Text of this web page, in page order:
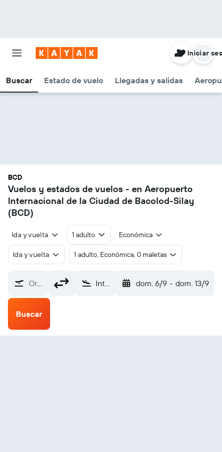
Buscar Estado de vuelo Llegadas y salidas
Iniciar
BCD
Vuelos y estados de vuelos - en Aeropuerto
Internacional de la Ciudad de Bacolod-Silay
(BCD)
Ida y vuelta 1 adulto Económica
Ida y vuelta 1 adulto, Económica, 0 maletas
Origen Internacional de la Ciudad de Bacolod-Silay (BCD) dom. 6/9 - dom. 13/9
Buscar